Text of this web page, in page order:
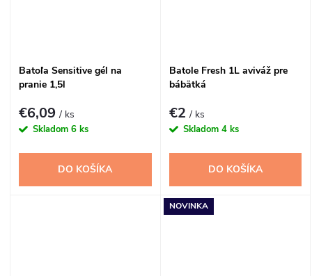
Batoľa Sensitive gél na
pranie 1,5l
€6,09/ ks
Skladom 6 ks
DO KOŠÍKA
Batole Fresh 1L aviváž pre
bábätká
€2/ ks
Skladom 4 ks
DO KOŠÍKA
NOVINKA